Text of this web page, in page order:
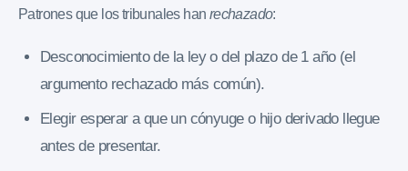
Patrones que los tribunales han rechazado:
Desconocimiento de la ley o del plazo de 1 año (el
argumento rechazado más común).
Elegir esperar a que un cónyuge o hijo derivado llegue
antes de presentar.